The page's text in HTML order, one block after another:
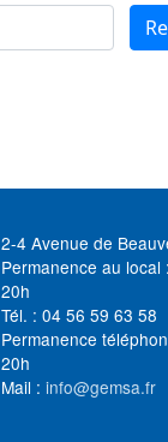
2-4 Avenue de
Permanence au
20h
Tél. : 04 56 59 63 58
Permanence
20h
Mail : info@gemsa.fr